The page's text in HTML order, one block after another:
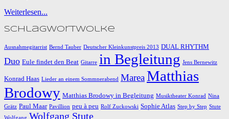
Weiterlesen...
Schlagwortwolke
Ausnahmegitarrist Bernd Tauber Deutscher Kleinkunstpreis 2013 DUAL RHYTHM
Duo Eule findet den Beat Gitarre in Begleitung Jens Bernewitz
Konrad Haas Lieder an einem Sommnerabend Marea Matthias
Brodowy Matthias Brodowy in Begleitung Musiktheater Konrad Nina
Grätz Paul Maar Pavillion peu à peu Rolf Zuckowski Sophie Atlas Step by Step Stute
Wolfgang Wolfgang Stute